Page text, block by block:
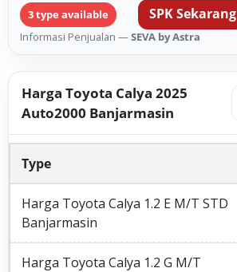
3 type available SPK Sekarang
Informasi Penjualan —SEVA by Astra
Harga Toyota Calya 2025
Auto2000 Banjarmasin
Type
Harga Toyota Calya 1.2 E M/T STD
Banjarmasin
Harga Toyota Calya 1.2 G M/T